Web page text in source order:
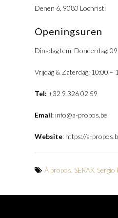
Denen 6, 9080 Lochristi
Openingsuren
Dinsdag tem. Donderdag:
Vrijdag & Zaterdag: 10:00 –
Tel: +32 9 326 02 59
Email: info@a-propos.be
Website: https://a-
À propos SERAX Sergio